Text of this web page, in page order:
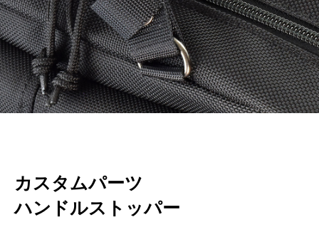
FreeFree トート
ちょっとミリタリー
カスタムパーツ
コピーノート
ふわふわケース
ポータブルオーディオケース
Cayin
Other
カスタムパーツ
ハンドルストッパー